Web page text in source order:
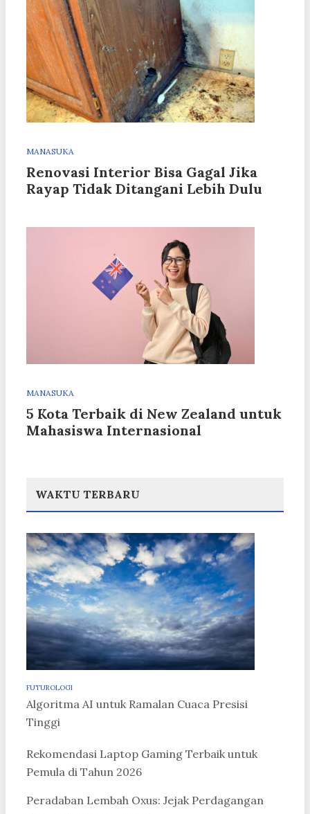
MANASUKA
Renovasi Interior Bisa Gagal Jika
Rayap Tidak Ditangani Lebih Dulu
MANASUKA
5 Kota Terbaik di New Zealand untuk
Mahasiswa Internasional
WAKTU TERBARU
FUTUROLOGI
Algoritma AI untuk Ramalan Cuaca Presisi
Tinggi
Rekomendasi Laptop Gaming Terbaik untuk
Pemula di Tahun 2026
Peradaban Lembah Oxus: Jejak Perdagangan